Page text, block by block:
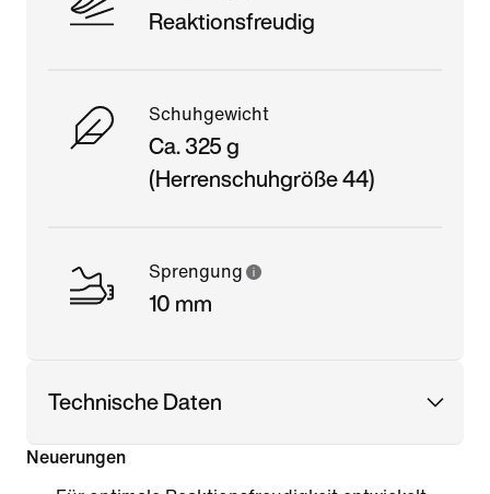
Reaktionsfreudig
Schuhgewicht
Ca. 325 g
(Herrenschuhgröße 44)
Sprengung
10 mm
Technische Daten
Neuerungen